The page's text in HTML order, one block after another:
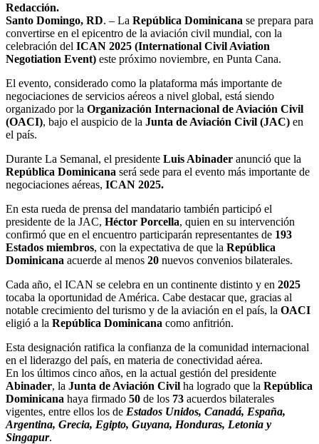
Redacción.
Santo Domingo, RD. – La República Dominicana se prepara para
convertirse en el epicentro de la aviación civil mundial, con la
celebración del ICAN 2025 (International Civil Aviation
Negotiation Event) este próximo noviembre, en Punta Cana.
El evento, considerado como la plataforma más importante de
negociaciones de servicios aéreos a nivel global, está siendo
organizado por la Organización Internacional de Aviación Civil
(OACI), bajo el auspicio de la Junta de Aviación Civil (JAC) en
el país.
Durante La Semanal, el presidente Luis Abinader anunció que la
República Dominicana será sede para el evento más importante de
negociaciones aéreas, ICAN 2025.
En esta rueda de prensa del mandatario también participó el
presidente de la JAC, Héctor Porcella, quien en su intervención
confirmó que en el encuentro participarán representantes de 193
Estados miembros, con la expectativa de que la República
Dominicana acuerde al menos 20 nuevos convenios bilaterales.
Cada año, el ICAN se celebra en un continente distinto y en 2025
tocaba la oportunidad de América. Cabe destacar que, gracias al
notable crecimiento del turismo y de la aviación en el país, la OACI
eligió a la República Dominicana como anfitrión.
Esta designación ratifica la confianza de la comunidad internacional
en el liderazgo del país, en materia de conectividad aérea.
En los últimos cinco años, en la actual gestión del presidente
Abinader, la Junta de Aviación Civil ha logrado que la República
Dominicana haya firmado 50 de los 73 acuerdos bilaterales
vigentes, entre ellos los de Estados Unidos, Canadá, España,
Argentina, Grecia, Egipto, Guyana, Honduras, Letonia y
Singapur.